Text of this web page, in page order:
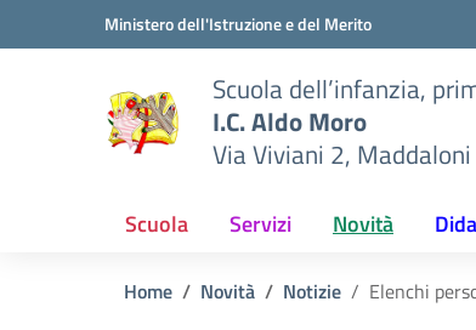
Vai ai contenuti
Vai al menu di navigazioneMinistero dell'Istruzione e del Merito
Scuola dell’infanzia,
I.C. Aldo Moro
Via Viviani 2, Maddaloni
Scuola Servizi Novità
Home Novità Notizie Elenchi